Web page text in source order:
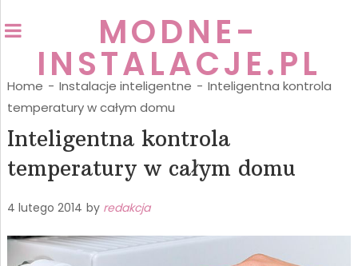
MODNE-
INSTALACJE.PL
Home - Instalacje inteligentne - Inteligentna kontrola
temperatury w całym domu
Inteligentna kontrola
temperatury w całym domu
4 lutego 2014 by redakcja